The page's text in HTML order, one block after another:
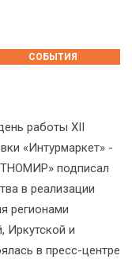
СОБЫТИЯ
работы XII
«Интурмаркет» -
подписал
в реализации
регионами
Иркутской и
в пресс-центре